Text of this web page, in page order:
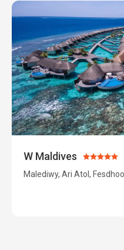
W Maldives Ocena:
5/5
Malediwy, Ari Atol, Fesdhoo